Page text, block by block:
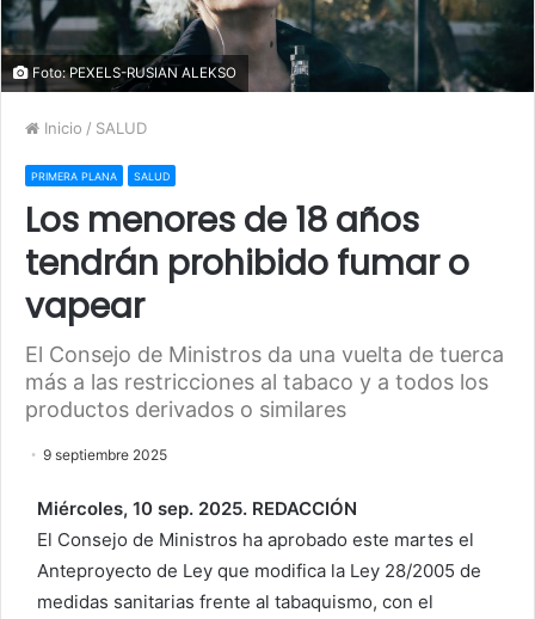
Foto: PEXELS-RUSIAN ALEKSO
Inicio / SALUD
PRIMERA PLANA SALUD
Los menores de 18 años
tendrán prohibido fumar o
vapear
El Consejo de Ministros da una vuelta de tuerca
más a las restricciones al tabaco y a todos los
productos derivados o similares
9 septiembre 2025
Miércoles, 10 sep. 2025. REDACCIÓN
El Consejo de Ministros ha aprobado este martes el
Anteproyecto de Ley que modifica la Ley 28/2005 de
medidas sanitarias frente al tabaquismo, con el